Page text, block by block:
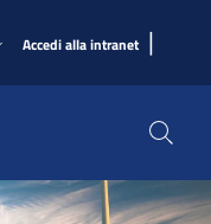
Accedi alla intranet |